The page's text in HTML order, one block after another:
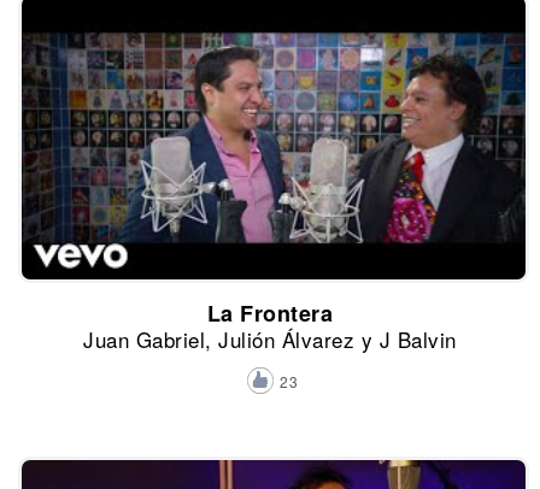
La Frontera
Juan Gabriel, Julión Álvarez y J Balvin
23